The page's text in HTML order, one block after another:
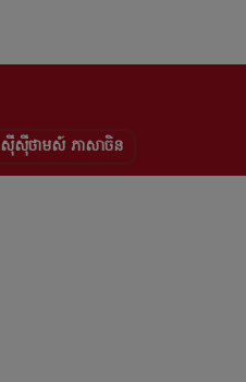
ស៊ីស៊ីថាមស៍ ភាសាចិន